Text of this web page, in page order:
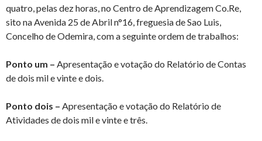
quatro, pelas dez horas, no Centro de Aprendizagem Co.Re,
sito na Avenida 25 de Abril n°16, freguesia de Sao Luis,
Concelho de Odemira, com a seguinte ordem de trabalhos:
Ponto um – Apresentação e votação do Relatório de Contas
de dois mil e vinte e dois.
Ponto dois – Apresentação e votação do Relatório de
Atividades de dois mil e vinte e três.